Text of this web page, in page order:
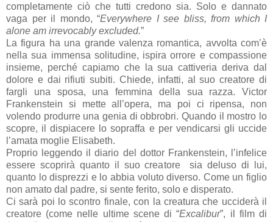
completamente ciò che tutti credono sia. Solo e dannato
vaga per il mondo, “Everywhere I see bliss, from which I
alone am irrevocably excluded.”
La figura ha una grande valenza romantica, avvolta com’è
nella sua immensa solitudine, ispira orrore e compassione
insieme, perché capiamo che la sua cattiveria deriva dal
dolore e dai rifiuti subiti. Chiede, infatti, al suo creatore di
fargli una sposa, una femmina della sua razza. Victor
Frankenstein si mette all’opera, ma poi ci ripensa, non
volendo produrre una genia di obbrobri. Quando il mostro lo
scopre, il dispiacere lo sopraffa e per vendicarsi gli uccide
l’amata moglie Elisabeth.
Proprio leggendo il diario del dottor Frankenstein, l’infelice
essere scoprirà quanto il suo creatore sia deluso di lui,
quanto lo disprezzi e lo abbia voluto diverso. Come un figlio
non amato dal padre, si sente ferito, solo e disperato.
Ci sarà poi lo scontro finale, con la creatura che ucciderà il
creatore (come nelle ultime scene di “Excalibur”, il film di